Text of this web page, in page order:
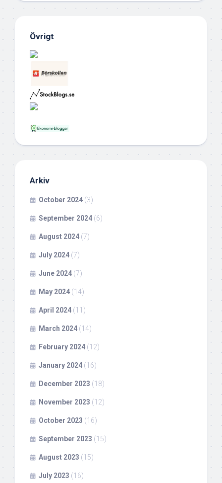
Övrigt
Arkiv
October 2024 (3)
September 2024 (6)
August 2024 (7)
July 2024 (7)
June 2024 (7)
May 2024 (14)
April 2024 (11)
March 2024 (14)
February 2024 (12)
January 2024 (16)
December 2023 (18)
November 2023 (12)
October 2023 (16)
September 2023 (15)
August 2023 (15)
July 2023 (16)